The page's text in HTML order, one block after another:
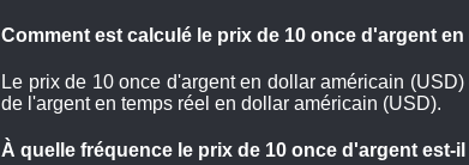
Comment est calculé le prix de 10 once d'argent
Le prix de 10 once d'argent en dollar américain
de l'argent en temps réel en dollar américain (USD).
À quelle fréquence le prix de 10 once d'argent est-